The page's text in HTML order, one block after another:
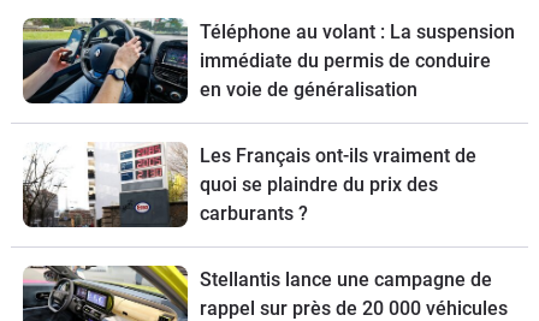
Téléphone au volant : La suspension
immédiate du permis de conduire
en voie de généralisation
Les Français ont-ils vraiment de
quoi se plaindre du prix des
carburants ?
Stellantis lance une campagne de
rappel sur près de 20 000 véhicules